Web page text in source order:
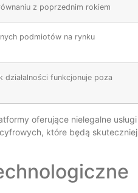
z poprzednim rokiem
podmiotów na rynku
działalności funkcjonuje poza
oferujące nielegalne usługi
które będą skuteczniej